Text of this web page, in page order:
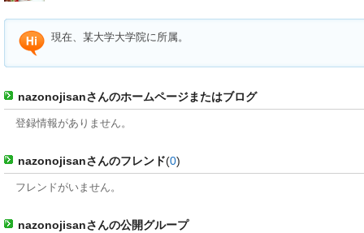
現在、某大学大学院に所属。
nazonojisanさんのホームページまたはブログ
登録情報がありません。
nazonojisanさんのフレンド(0)
フレンドがいません。
nazonojisanさんの公開グループ